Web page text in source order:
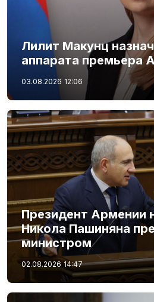
Лилит Макунц
аппарата премьера
03.08.2026 12:06
Президент Армении
Никола Пашиняна
министром
02.08.2026 14:47